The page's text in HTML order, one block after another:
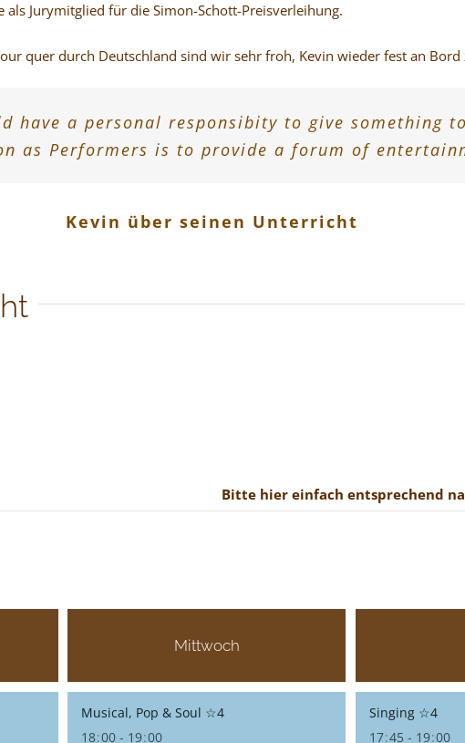
als Jurymitglied für die Simon-Schott-Preisverleihung.
quer durch Deutschland sind wir sehr froh, Kevin wieder fest an Bord
have a personal responsibity to give something
as Performers is to provide a forum of
Kevin über seinen Unterricht
Bitte hier einfach entsprechend
Mittwoch
Musical, Pop & Soul ☆4
18:00 - 19:00
Singing ☆4
17:45 - 19:00